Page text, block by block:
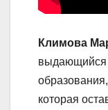
Климова
выдающийся
которая